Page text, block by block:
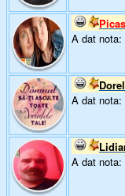
A dat nota:
A dat nota:
A dat nota: